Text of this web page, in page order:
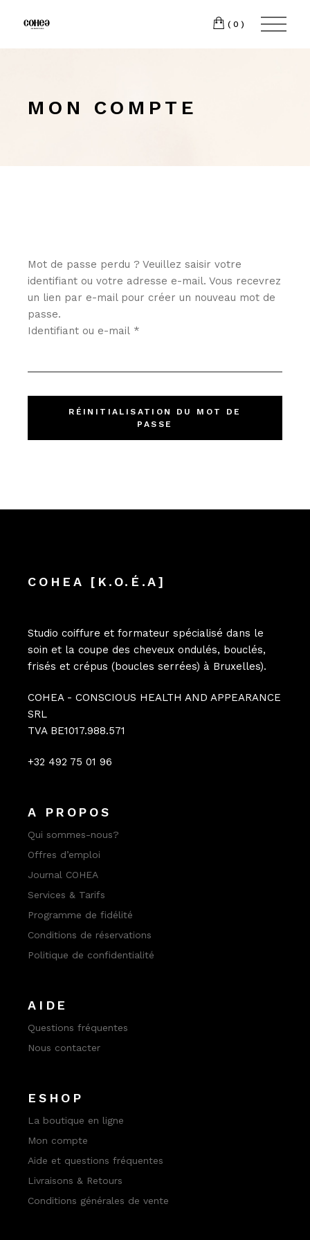
(0)
MON COMPTE
Mot de passe perdu ? Veuillez saisir votre
identifiant ou votre adresse e-mail. Vous recevrez
un lien par e-mail pour créer un nouveau mot de
passe.
Identifiant ou e-mail *
RÉINITIALISATION DU MOT DE
PASSE
COHEA [K.O.É.A]
Studio coiffure et formateur spécialisé dans le
soin et la coupe des cheveux ondulés, bouclés,
frisés et crépus (boucles serrées) à Bruxelles).
COHEA - CONSCIOUS HEALTH AND APPEARANCE
SRL
TVA BE1017.988.571
+32 492 75 01 96
A PROPOS
Qui sommes-nous?
Offres d’emploi
Journal COHEA
Services & Tarifs
Programme de fidélité
Conditions de réservations
Politique de confidentialité
AIDE
Questions fréquentes
Nous contacter
ESHOP
La boutique en ligne
Mon compte
Aide et questions fréquentes
Livraisons & Retours
Conditions générales de vente